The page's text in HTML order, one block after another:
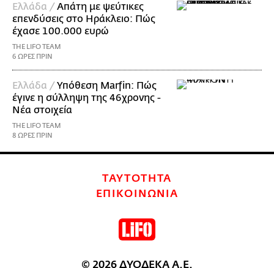
Ελλάδα /Απάτη με ψεύτικες
επενδύσεις στο Ηράκλειο: Πώς
έχασε 100.000 ευρώ
THE LIFO TEAM
6 ΩΡΕΣ ΠΡΙΝ
Ελλάδα /Υπόθεση Marfin: Πώς
έγινε η σύλληψη της 46χρονης -
Νέα στοιχεία
THE LIFO TEAM
8 ΩΡΕΣ ΠΡΙΝ
ΤΑΥΤΟΤΗΤΑ
ΕΠΙΚΟΙΝΩΝΙΑ
© 2026 ΔΥΟΔΕΚΑ Α.Ε.